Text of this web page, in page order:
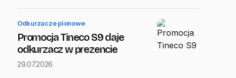
Odkurzacze pionowe
Promocja Tineco S9 daje
odkurzacz w prezencie
29.07.2026